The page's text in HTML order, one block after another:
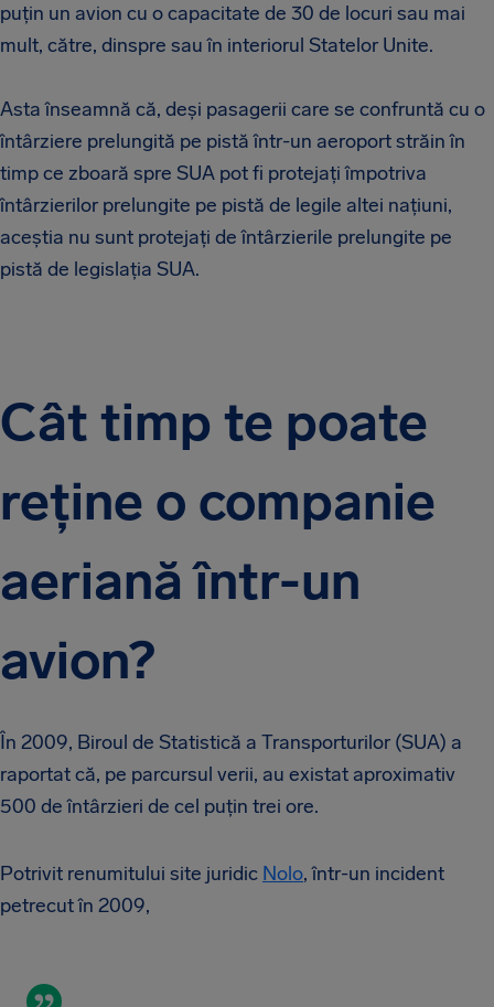
puțin un avion cu o capacitate de 30 de locuri sau mai
mult, către, dinspre sau în interiorul Statelor Unite.
Asta înseamnă că, deși pasagerii care se confruntă cu o
întârziere prelungită pe pistă într-un aeroport străin în
timp ce zboară spre SUA pot fi protejați împotriva
întârzierilor prelungite pe pistă de legile altei națiuni,
aceștia nu sunt protejați de întârzierile prelungite pe
pistă de legislația SUA.
Cât timp te poate
reține o companie
aeriană într-un
avion?
În 2009, Biroul de Statistică a Transporturilor (SUA) a
raportat că, pe parcursul verii, au existat aproximativ
500 de întârzieri de cel puțin trei ore.
Potrivit renumitului site juridic Nolo, într-un incident
petrecut în 2009,